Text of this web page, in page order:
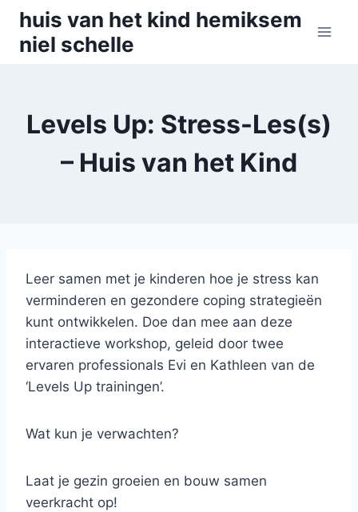
Skip
content
huis van het kind hemiksem
niel schelle
Levels Up: Stress-Les(s)
– Huis van het Kind
Leer samen met je kinderen hoe je stress kan
verminderen en gezondere coping strategieën
kunt ontwikkelen. Doe dan mee aan deze
interactieve workshop, geleid door twee
ervaren professionals Evi en Kathleen van de
‘Levels Up trainingen’.
Wat kun je verwachten?
Laat je gezin groeien en bouw samen
veerkracht op!